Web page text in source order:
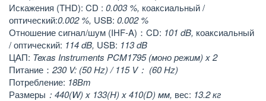
Искажения (THD): CD : 0.003 %, коаксиальный /
оптический:0.002 %, USB: 0.002 %
Отношение сигнал/шум (IHF-A)：CD: 101 dB, коаксиальный
/ оптический: 114 dB, USB: 113 dB
ЦАП: Texas Instruments PCM1795 (моно режим) x 2
Питание： 230 V: (50 Hz) / 115 V： (60 Hz)
Потребление: 18Вт
Размеры ：440(W) x 133(H) x 410(D) мм, вес: 13.2 кг